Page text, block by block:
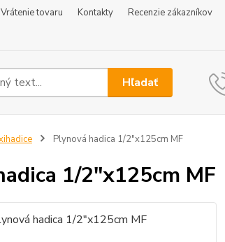
Vrátenie tovaru Kontakty Recenzie zákazníkov
Hľadať
Plynová hadica 1/2"x125cm MF
1/2"x125cm MF